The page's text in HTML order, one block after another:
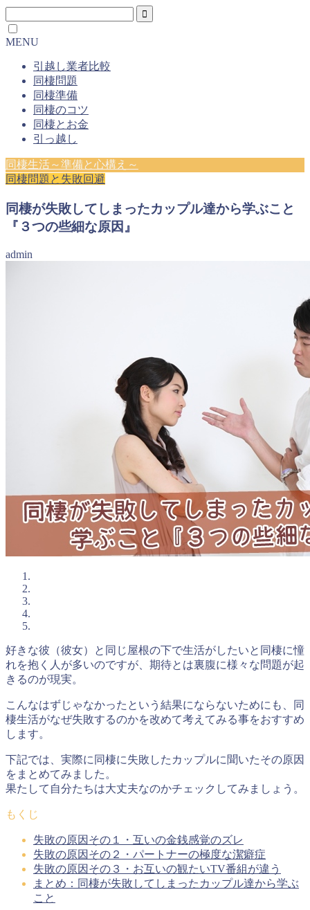
MENU
引越し業者比較
同棲問題
同棲準備
同棲のコツ
同棲とお金
引っ越し
同棲生活～準備と心構え～
同棲問題と失敗回避
同棲が失敗してしまったカップル達から学ぶこと
『３つの些細な原因』
admin
好きな彼（彼女）と同じ屋根の下で生活がしたいと同棲に憧
れを抱く人が多いのですが、期待とは裏腹に様々な問題が起
きるのが現実。
こんなはずじゃなかったという結果にならないためにも、同
棲生活がなぜ失敗するのかを改めて考えてみる事をおすすめ
します。
下記では、実際に同棲に失敗したカップルに聞いたその原因
をまとめてみました。
果たして自分たちは大丈夫なのかチェックしてみましょう。
もくじ
失敗の原因その１・互いの金銭感覚のズレ
失敗の原因その２・パートナーの極度な潔癖症
失敗の原因その３・お互いの観たいTV番組が違う
まとめ：同棲が失敗してしまったカップル達から学ぶ
こと